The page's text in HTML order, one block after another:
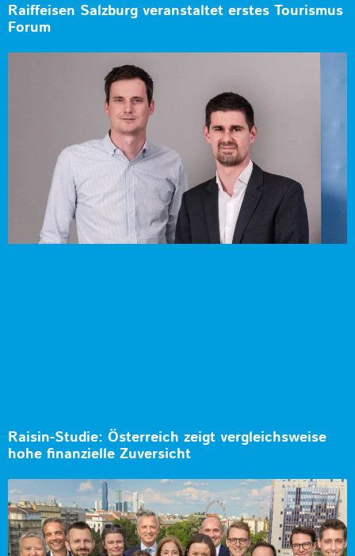
Raiffeisen Salzburg veranstaltet erstes Tourismus
Forum
Raisin-Studie: Österreich zeigt vergleichsweise
hohe finanzielle Zuversicht